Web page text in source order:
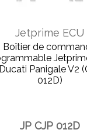
Jetprime ECU
Boîtier de
Ducati Panigale V2
012D)
JP CJP 012D